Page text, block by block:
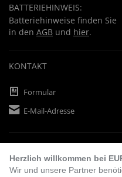
BATTERIEHINWEIS:
Batteriehinweise finden Sie
in den AGB und hier.
KONTAKT
Formular
E-Mail-Adresse
Herzlich willkommen bei
Wir und unsere Partner